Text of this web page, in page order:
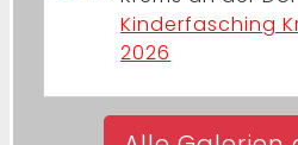
Kinderfasching
2026